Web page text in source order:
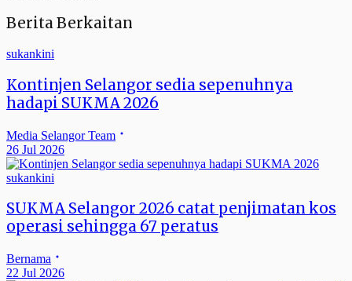
Berita Berkaitan
sukankini
Kontinjen Selangor sedia sepenuhnya
hadapi SUKMA 2026
Media Selangor Team
26 Jul 2026
sukankini
SUKMA Selangor 2026 catat penjimatan kos
operasi sehingga 67 peratus
Bernama
22 Jul 2026